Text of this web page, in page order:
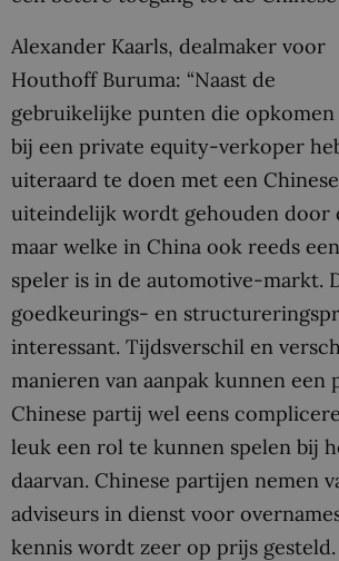
Alexander Kaarls, dealmaker voor
Houthoff Buruma: “Naast de
gebruikelijke punten die opkomen
bij een private equity-verkoper
uiteraard te doen met een
uiteindelijk wordt gehouden door
maar welke in China ook reeds
speler is in de automotive-markt.
goedkeurings- en
interessant. Tijdsverschil en
manieren van aanpak kunnen een
Chinese partij wel eens
leuk een rol te kunnen spelen bij
daarvan. Chinese partijen nemen
adviseurs in dienst voor
kennis wordt zeer op prijs